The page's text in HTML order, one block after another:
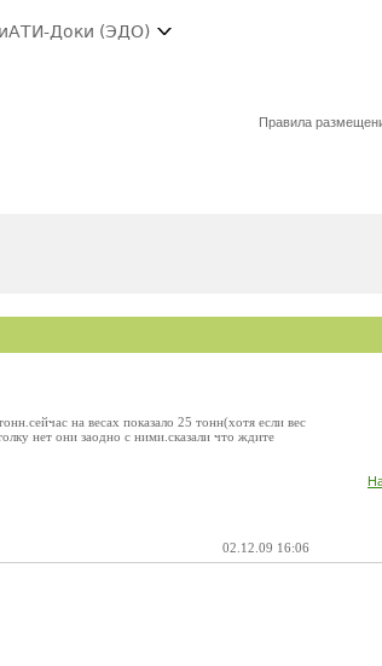
АТИ-Доки (ЭДО)
Правила
на весах показало 25 тонн(хотя если вес
нет они заодно с ними.сказали что ждите
02.12.09 16:06